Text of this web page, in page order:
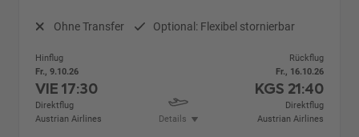
Ohne Transfer Optional: Flexibel stornierbar
Hinflug
Fr., 9.10.26
VIE17:30
Direktflug
Austrian Airlines
Details
Rückflug
Fr., 16.10.26
KGS 21:40
Direktflug
Austrian Airlines